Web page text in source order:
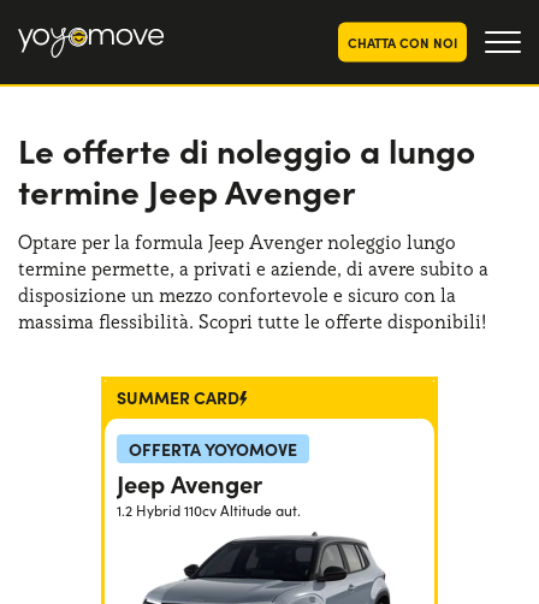
CHATTA CON NOI
OFFERTE NOLEGGIO
LUNGO TERMINE
Privati
Aziende e P.IVA
OFFERTE NOLEGGIO
AUTO USATE
CHI SIAMO
La nostra storia
COME FUNZIONA
PERCHÉ CONVIENE
Serve assistenza?
Le offerte di noleggio a lungo
termine Jeep Avenger
Optare per la formula Jeep Avenger noleggio lungo
termine permette, a privati e aziende, di avere subito a
disposizione un mezzo confortevole e sicuro con la
massima flessibilità. Scopri tutte le offerte disponibili!
SUMMER CARD
OFFERTA YOYOMOVE
Jeep Avenger
1.2 Hybrid 110cv Altitude aut.